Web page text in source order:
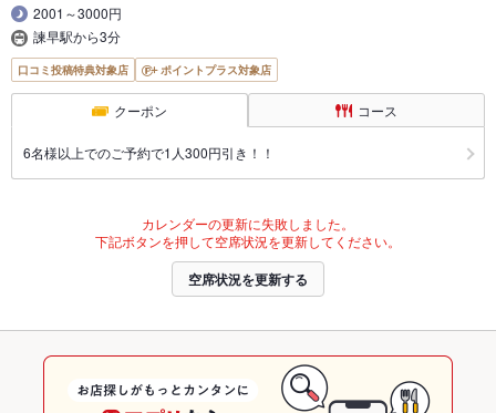
2001～3000円
諫早駅から3分
口コミ投稿特典対象店 ポイントプラス対象店
クーポン コース
6名様以上でのご予約で1人300円引き！！
カレンダーの更新に失敗しました。
下記ボタンを押して空席状況を更新してください。
空席状況を更新する